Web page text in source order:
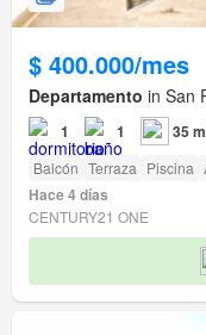
$ 400.000/mes
Departamento in San
1 1 35
Balcón Terraza Piscina
Hace 4 días
CENTURY21 ONE